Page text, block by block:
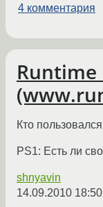
4 комментария
Runtime
Кто
PS1: Есть ли
shnyavin
14.09.2010